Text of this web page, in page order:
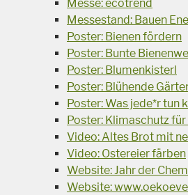
Messe: ecotrend
Messestand: Bauen
Poster: Bienen fördern
Poster: Bunte
Poster: Blumenkisterl
Poster: Blühende
Poster: Was jede*r tun
Poster: Klimaschutz für
Video: Altes Brot mit
Video: Ostereier färben
Website: Jahr der
Website: